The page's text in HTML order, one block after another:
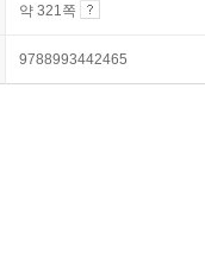
약 321쪽
9788993442465